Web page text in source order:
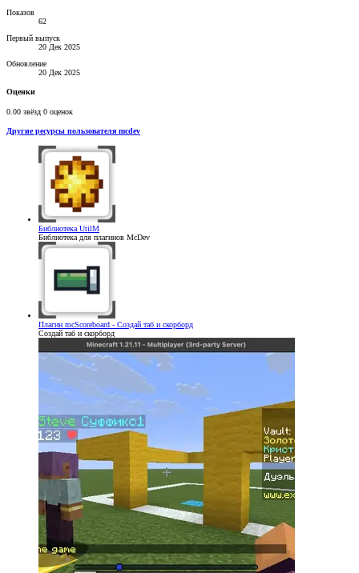
Показов
62
Первый выпуск
20 Дек 2025
Обновление
20 Дек 2025
Оценки
0.00 звёзд 0 оценок
Другие ресурсы пользователя mcdev
Библиотека UtilM
Библиотека для плагинов McDev
Плагин mcScoreboard - Создай таб и скорборд
Создай таб и скорборд